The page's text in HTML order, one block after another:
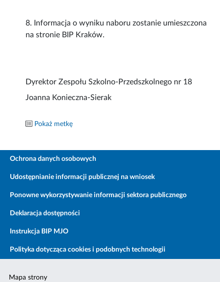
8. Informacja o wyniku naboru zostanie umieszczona
na stronie BIP Kraków.
Dyrektor Zespołu Szkolno-Przedszkolnego nr 18
Joanna Konieczna-Sierak
Pokaż metkę
Ochrona danych osobowych
Udostępnianie informacji publicznej na wniosek
Ponowne wykorzystywanie informacji sektora publicznego
Deklaracja dostępności
Instrukcja BIP MJO
Polityka dotycząca cookies i podobnych technologii
Mapa strony